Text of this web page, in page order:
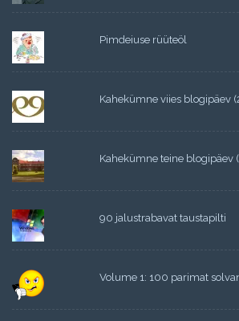
Pimdeiuse rüüteöl
Kahekümne viies blogipäev
Kahekümne teine blogipäev
90 jalustrabavat taustapilti
Volume 1: 100 parimat